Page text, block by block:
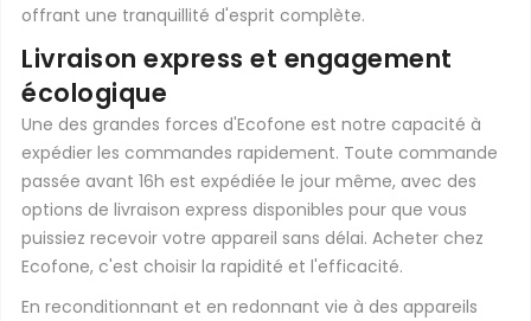
offrant une tranquillité d'esprit complète.
Livraison express et engagement
écologique
Une des grandes forces d'Ecofone est notre capacité à
expédier les commandes rapidement. Toute commande
passée avant 16h est expédiée le jour même, avec des
options de livraison express disponibles pour que vous
puissiez recevoir votre appareil sans délai. Acheter chez
Ecofone, c'est choisir la rapidité et l'efficacité.
En reconditionnant et en redonnant vie à des appareils